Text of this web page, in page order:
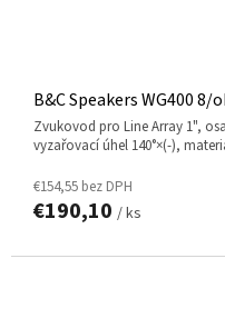
B&C Speakers WG400 8/
zvukovod pro Line Array 1", osazený DE 400, 111×87×112 mm,
vyzařovací úhel 140°×(-),
€154,55 bez DPH
€190,10 / ks